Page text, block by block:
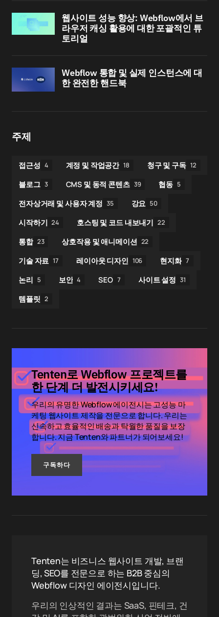
웹사이트 성능 향상: Webflow에서 브
라우저 캐싱 활용에 대한 포괄적인 튜
토리얼
Webflow 통합 및 실제 인스턴스에 대
한 완전한 핸드북
주제
접근성 4 계정 및 작업공간 18 청구 및 구독 12
블로그 3 CMS 및 동적 콘텐츠 39 협동 5
전자상거래 및 사용자 계정 35 강요 50
시작하기 24 호스팅 및 코드 내보내기 22
통합 23 상호작용 및 애니메이션 22
기술 자료 17 레이아웃 디자인 106 현지화 7
논리 5 보안 4 SEO 7 사이트 설정 31
템플릿 2
Tenten로 Webflow 프로젝트를
한 단계 더 발전시키세요!
우리의 유명한 Webflow 에이전시는 고성능 마
케팅 웹사이트 제작을 전문으로 합니다. 우리는
신속하고 효율적인 배송과 탁월한 품질을 보장
합니다. 지금 Tenten와 파트너가 되어보세요!
구독하다
Tenten는 비즈니스 웹사이트 개발, 브랜
딩, SEO를 전문으로 하는 B2B 중심의
Webflow 디자인 에이전시입니다.
우리의 인상적인 결과는 SaaS, 핀테크, 건